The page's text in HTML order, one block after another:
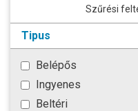
Szűrési
Tipus
Belépős
Ingyenes
Beltéri